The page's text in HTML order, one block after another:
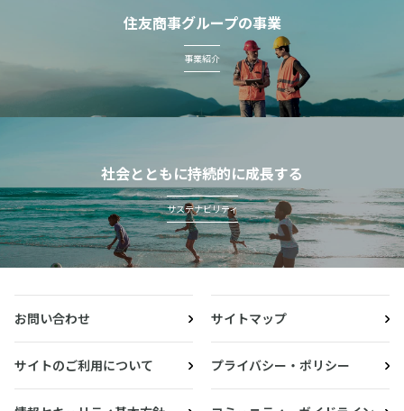
住友商事グループの事業
事業紹介
社会とともに持続的に成長する
サステナビリティ
お問い合わせ サイトマップ
サイトのご利用について プライバシー・ポリシー